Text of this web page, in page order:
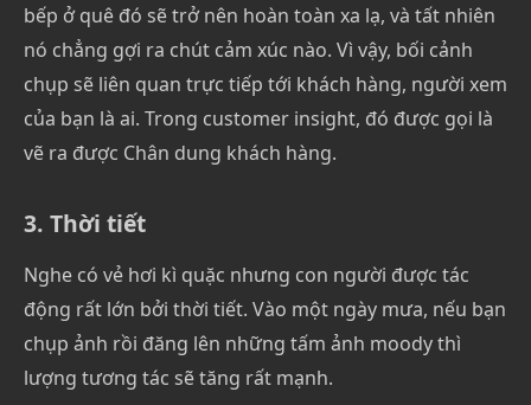
bếp ở quê đó sẽ trở nên hoàn toàn xa lạ, và tất nhiên
nó chẳng gợi ra chút cảm xúc nào. Vì vậy, bối cảnh
chụp sẽ liên quan trực tiếp tới khách hàng, người xem
của bạn là ai. Trong customer insight, đó được gọi là
vẽ ra được Chân dung khách hàng.
3. Thời tiết
Nghe có vẻ hơi kì quặc nhưng con người được tác
động rất lớn bởi thời tiết. Vào một ngày mưa, nếu bạn
chụp ảnh rồi đăng lên những tấm ảnh moody thì
lượng tương tác sẽ tăng rất mạnh.